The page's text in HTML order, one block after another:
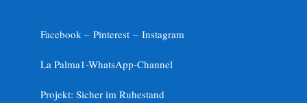
Facebook – Pinterest – Instagram
La Palma1-WhatsApp-Channel
Projekt: Sicher im Ruhestand